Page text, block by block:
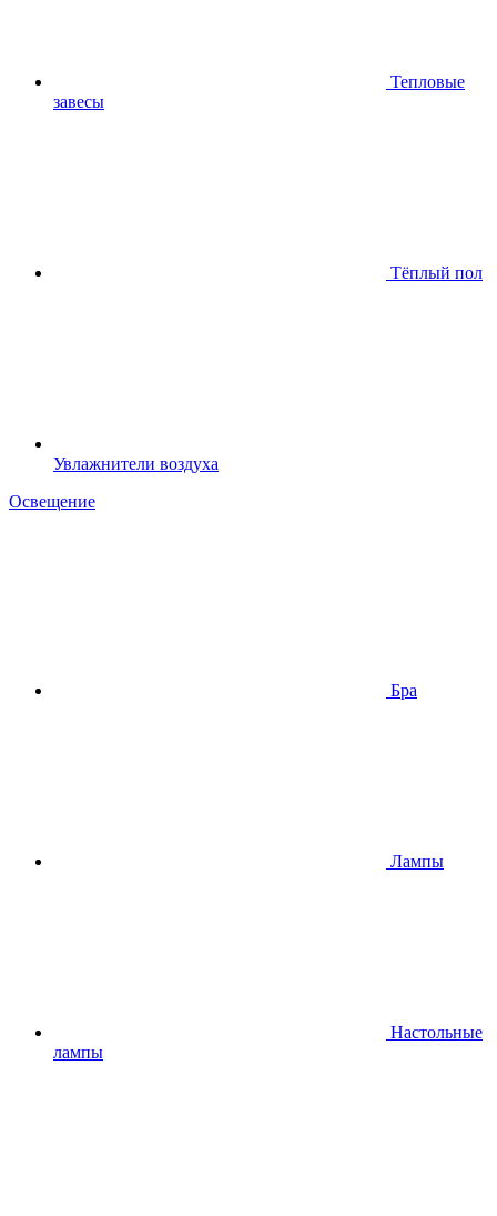
Тепловые
завесы
Тёплый пол
Увлажнители воздуха
Освещение
Бра
Лампы
Настольные
лампы